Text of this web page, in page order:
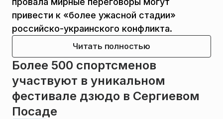
привести к «более ужасной стадии»
российско-украинского конфликта.
Читать полностью
Более 500 спортсменов
участвуют в уникальном
фестивале дзюдо в Сергиевом
Посаде